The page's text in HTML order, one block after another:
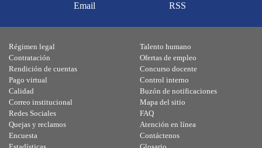
Email RSS
Régimen legal
Contratación
Rendición de cuentas
Pago virtual
Calidad
Talento humano
Ofertas de empleo
Concurso docente
Control interno
Buzón de notificaciones
Correo institucional
Redes Sociales
Quejas y reclamos
Encuesta
Mapa del sitio
FAQ
Atención en línea
Contáctenos